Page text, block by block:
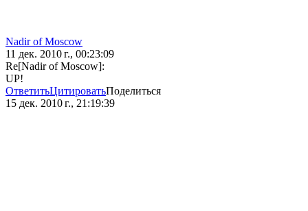
Nadir of Moscow
11 дек. 2010 г., 00:23:09
Re[Nadir of Moscow]:
UP!
ОтветитьЦитироватьПоделиться
15 дек. 2010 г., 21:19:39